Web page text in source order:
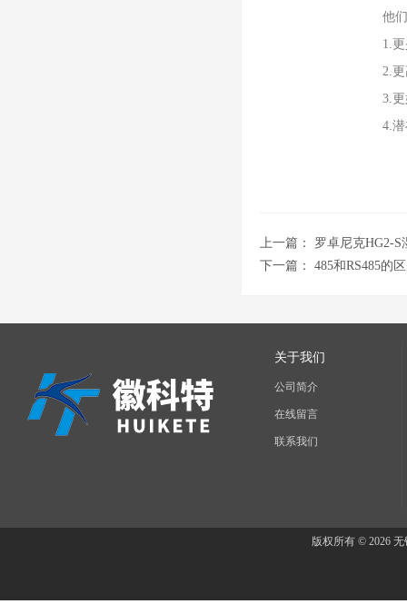
他们
1.更少
2.更高
3.更好
4.潜在
上一篇： 罗卓尼克HG2-
下一篇： 485和RS485的
关于我们
公司简介
在线留言
联系我们
版权所有 © 2026